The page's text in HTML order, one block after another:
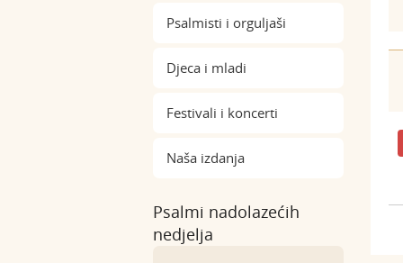
Psalmisti i orguljaši
Djeca i mladi
Festivali i koncerti
Naša izdanja
Psalmi nadolazećih
nedjelja